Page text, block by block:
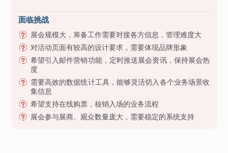
面临挑战
展会规模大，筹备工作需要对接各方信息，管理难度大
对活动页面有较高的设计要求，需要体现品牌形象
希望引入邮件营销功能，定时推送展会资讯，保持展会热
度
需要高效的数据统计工具，能够灵活切入各个业务场景收
集信息
希望支持在线购票，核销入场的业务流程
展会参与展商、观众数量庞大，需要稳定的系统支持